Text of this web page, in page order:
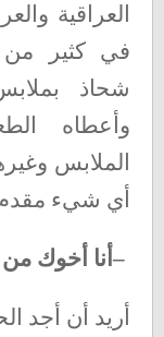
العراقية
في كثير من
شحاذ
وأعطاه
الملابس
أي شيء مقدم
– أنا أخوك
أريد أن أجد